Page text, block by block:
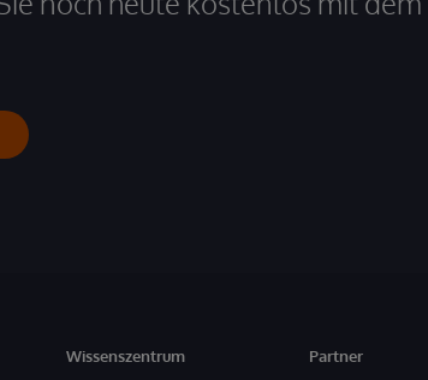
Wissenszentrum
Partner